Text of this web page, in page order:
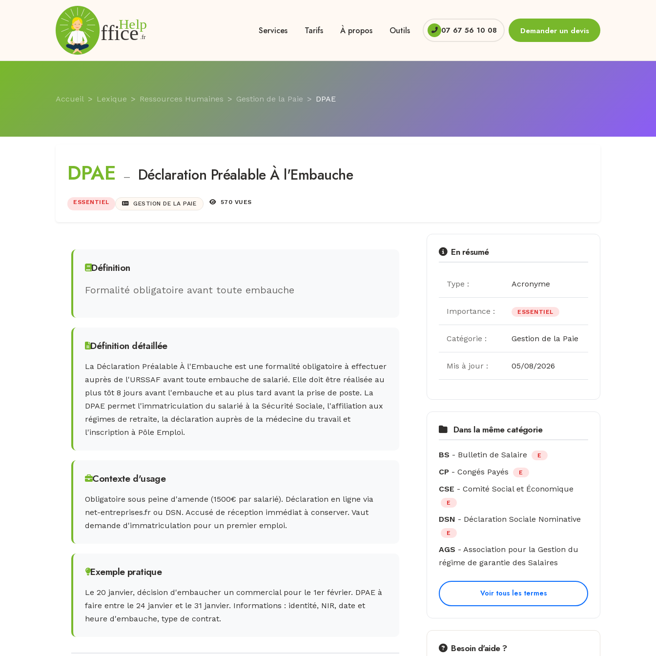
Services Tarifs À propos Outils 07 67 56 10 08 Demander un devis
Accueil Lexique Ressources Humaines Gestion de la Paie DPAE
DPAE — Déclaration Préalable À l'Embauche
ESSENTIEL GESTION DE LA PAIE 570 VUES
Définition
Formalité obligatoire avant toute embauche
Définition détaillée
La Déclaration Préalable À l'Embauche est une formalité obligatoire à effectuer
auprès de l'URSSAF avant toute embauche de salarié. Elle doit être réalisée au
plus tôt 8 jours avant l'embauche et au plus tard avant la prise de poste. La
DPAE permet l'immatriculation du salarié à la Sécurité Sociale, l'affiliation aux
régimes de retraite, la déclaration auprès de la médecine du travail et
l'inscription à Pôle Emploi.
Contexte d'usage
Obligatoire sous peine d'amende (1500€ par salarié). Déclaration en ligne via
net-entreprises.fr ou DSN. Accusé de réception immédiat à conserver. Vaut
demande d'immatriculation pour un premier emploi.
Exemple pratique
Le 20 janvier, décision d'embaucher un commercial pour le 1er février. DPAE à
faire entre le 24 janvier et le 31 janvier. Informations : identité, NIR, date et
heure d'embauche, type de contrat.
En résumé
Type : Acronyme
Importance : ESSENTIEL
Catégorie : Gestion de la Paie
Mis à jour : 05/08/2026
Dans la même catégorie
BS - Bulletin de Salaire E
CP - Congés Payés E
CSE - Comité Social et Économique
E
DSN - Déclaration Sociale Nominative
E
AGS - Association pour la Gestion du
régime de garantie des Salaires
Voir tous les termes
Besoin d'aide ?